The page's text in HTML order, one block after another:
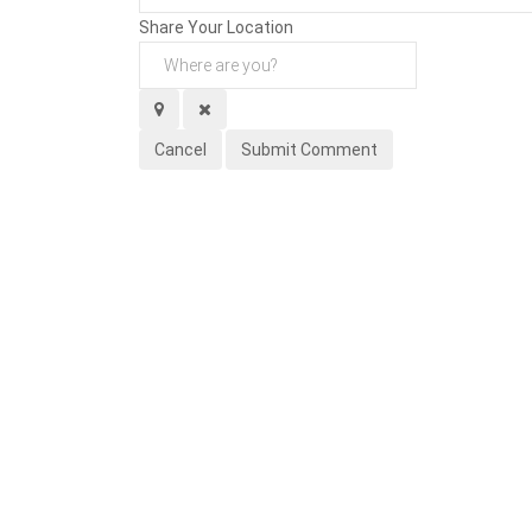
Share Your Location
Cancel Submit Comment